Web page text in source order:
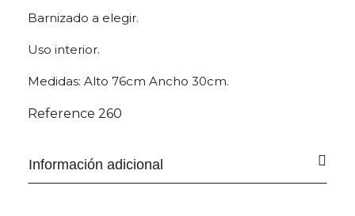
Barnizado a elegir.
Uso interior.
Medidas: Alto 76cm Ancho 30cm.
Reference 260
Información adicional